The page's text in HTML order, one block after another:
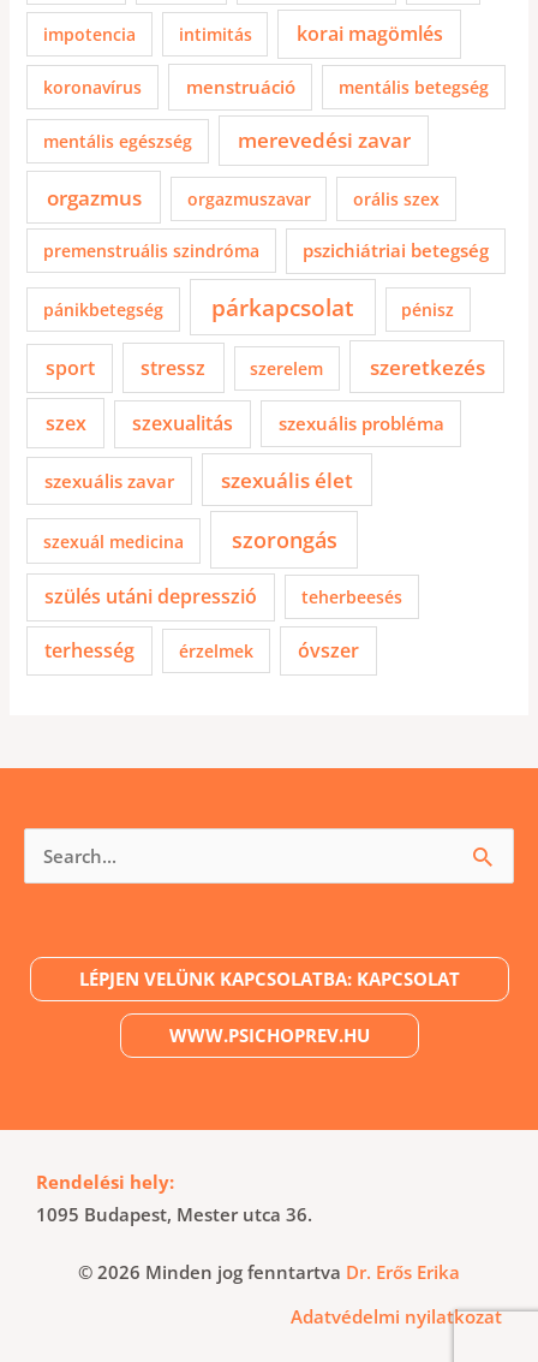
impotencia intimitás korai magömlés
koronavírus menstruáció mentális betegség
mentális egészség merevedési zavar
orgazmus orgazmuszavar orális szex
premenstruális szindróma pszichiátriai betegség
pánikbetegség párkapcsolat pénisz
sport stressz szerelem szeretkezés
szex szexualitás szexuális probléma
szexuális zavar szexuális élet
szexuál medicina szorongás
szülés utáni depresszió teherbeesés
terhesség érzelmek óvszer
Keresés
LÉPJEN VELÜNK KAPCSOLATBA: KAPCSOLAT
WWW.PSICHOPREV.HU
Rendelési hely:
1095 Budapest, Mester utca 36.
© 2026 Minden jog fenntartva Dr. Erős Erika
Adatvédelmi nyilatkozat